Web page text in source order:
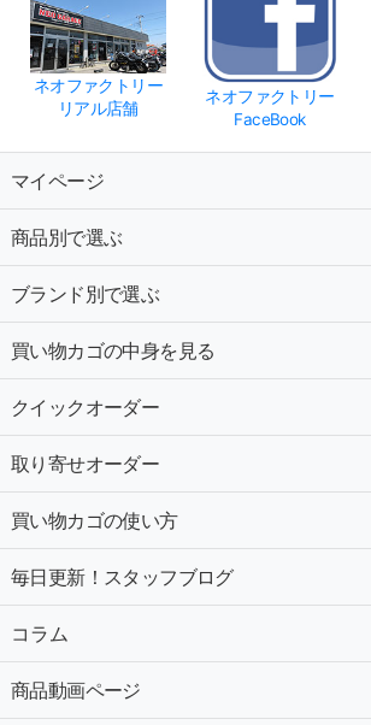
ネオファクトリー
リアル店舗
ネオファクトリー
FaceBook
マイページ
商品別で選ぶ
ブランド別で選ぶ
買い物カゴの中身を見る
クイックオーダー
取り寄せオーダー
買い物カゴの使い方
毎日更新！スタッフブログ
コラム
商品動画ページ